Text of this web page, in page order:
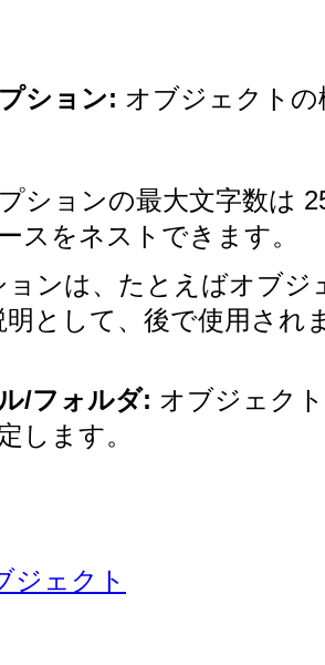
ション: オブジェクト
ションの最大文字数は
スをネストできます。
ンは、たとえばオブ
明として、後で使用され
/フォルダ: オブジェク
します。
ジェクト